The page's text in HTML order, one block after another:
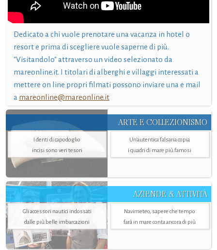
Dedicato a chi vuole prenotare una vacanza in hotel o
resort e prima di scegliere vuole saperne di più.
"Visitandolo" attraverso un video selezionato da
mareonline.it. I titolari di alberghi e villaggi interessati a
mettere on line propri filmati possono inviare una e mail
a mareonline@mareonline.it
ARTE E COLLEZIONISMO
I denti di capodoglio
incisi sono veri tesori
Un’autentica falsaria copia
i quadri di mare più famosi
AZIENDE & ATTIVITÀ
Gli accessori nautici indossati
dalle più belle imbarcazioni
Navimeteo, sapere che tempo
farà in mare conta ancora di più